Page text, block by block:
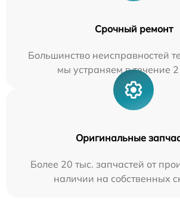
Срочный ремонт
Большинство неисправностей
мы устраняем в течение 2
Оригинальные
Более 20 тыс. запчастей от
наличии на собственных